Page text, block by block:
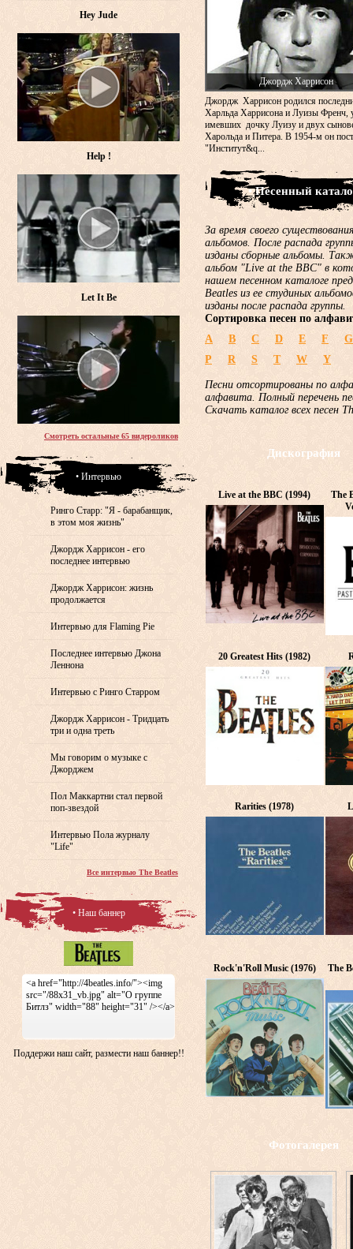
Джордж Харрисон
Джордж Харрисон родился
Харльда Харрисона и Луизы Френч,
имевших дочку Луизу и двух
Харольда и Питера. В 1954-м он
"Институт&q...
• Песенный
За время своего
альбомов. После распада
изданы сборные альбомы.
альбом "Live at the BBC" в
нашем песенном каталоге
Beatles из ее студиных
изданы после распада группы.
Сортировка песен по
A
B C D E F
G
P
R S T W Y
Песни отсортированы по
алфавита. Полный перечень
Скачать каталог всех песен
Дискография
Live at the BBC (1994)
The
20 Greatest Hits (1982)
Rarities (1978)
Rock'n'Roll Music (1976) The
Фотогалерея
Hey Jude
Help !
Let It Be
Смотреть остальные 65 видероликов
• Интервью
Ринго Старр: "Я - барабанщик,
в этом моя жизнь"
Джордж Харрисон - его
последнее интервью
Джордж Харрисон: жизнь
продолжается
Интервью для Flaming Pie
Последнее интервью Джона
Леннона
Интервью с Ринго Старром
Джордж Харрисон - Тридцать
три и одна треть
Мы говорим о музыке с
Джорджем
Пол Маккартни стал первой
поп-звездой
Интервью Пола журналу
"Life"
Все интервью The Beatles
• Наш баннер
<a href="http://4beatles.info/"><img
src="/88x31_vb.jpg" alt="О группе
Битлз" width="88" height="31" /></a>
Поддержи наш сайт, размести наш баннер!!